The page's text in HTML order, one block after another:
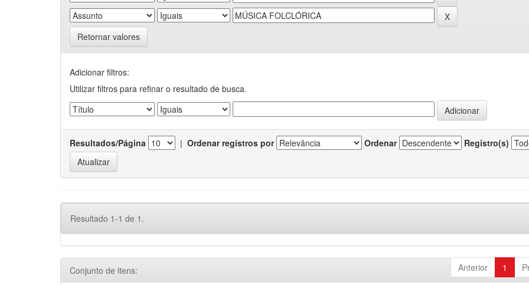
Retornar valores
Adicionar filtros:
Utilizar filtros para refinar o resultado de busca.
Resultados/Página | Ordenar registros por Ordenar Registro(s)
Resultado 1-1 de 1.
Anterior 1
Conjunto de itens: